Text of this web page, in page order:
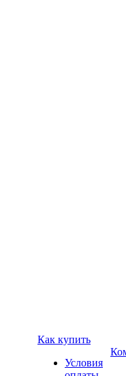
Как купить
Условия